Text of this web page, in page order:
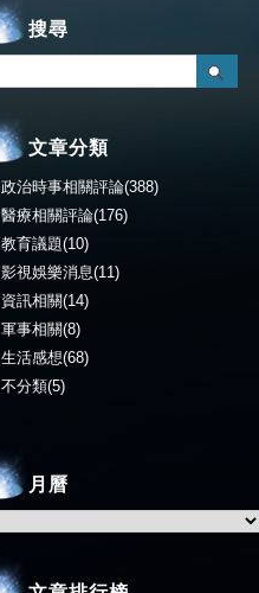
搜尋
文章分類
政治時事相關評論(388)
醫療相關評論(176)
教育議題(10)
影視娛樂消息(11)
資訊相關(14)
軍事相關(8)
生活感想(68)
不分類(5)
月曆